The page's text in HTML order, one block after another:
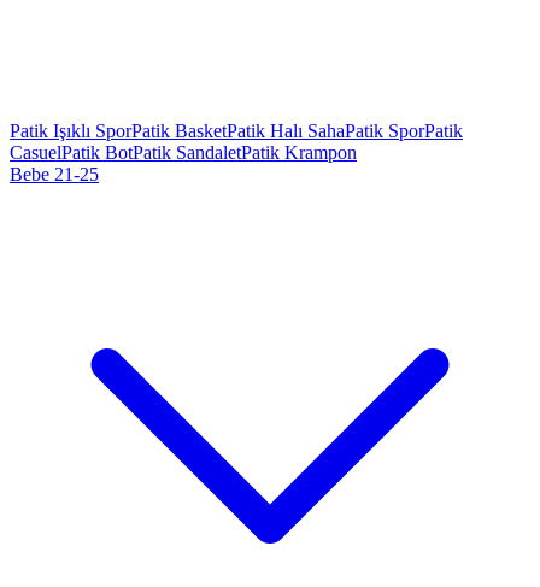
Patik Işıklı SporPatik BasketPatik Halı SahaPatik SporPatik
CasuelPatik BotPatik SandaletPatik Krampon
Bebe 21-25